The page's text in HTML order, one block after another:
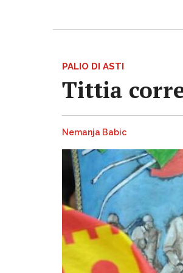
PALIO DI ASTI
Tittia
Nemanja Babic